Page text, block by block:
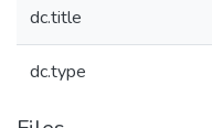
dc.title
dc.type